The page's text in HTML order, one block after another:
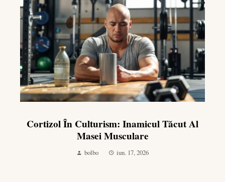
Cortizol În Culturism: Inamicul Tăcut Al
Masei Musculare
bolbo iun. 17, 2026